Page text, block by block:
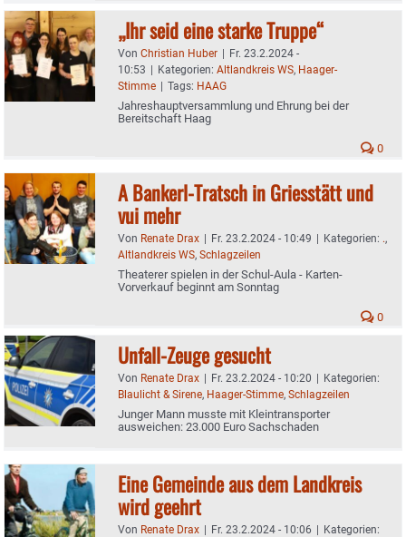
„Ihr seid eine starke Truppe“
Von Christian Huber | Fr. 23.2.2024 -
10:53 | Kategorien: Altlandkreis WS, Haager-
Stimme | Tags: HAAG
Jahreshauptversammlung und Ehrung bei der
Bereitschaft Haag
0
A Bankerl-Tratsch in Griesstätt und
vui mehr
Von Renate Drax | Fr. 23.2.2024 - 10:49 | Kategorien: .,
Altlandkreis WS, Schlagzeilen
Theaterer spielen in der Schul-Aula - Karten-
Vorverkauf beginnt am Sonntag
0
Unfall-Zeuge gesucht
Von Renate Drax | Fr. 23.2.2024 - 10:20 | Kategorien:
Blaulicht & Sirene, Haager-Stimme, Schlagzeilen
Junger Mann musste mit Kleintransporter
ausweichen: 23.000 Euro Sachschaden
Eine Gemeinde aus dem Landkreis
wird geehrt
Von Renate Drax | Fr. 23.2.2024 - 10:06 | Kategorien: